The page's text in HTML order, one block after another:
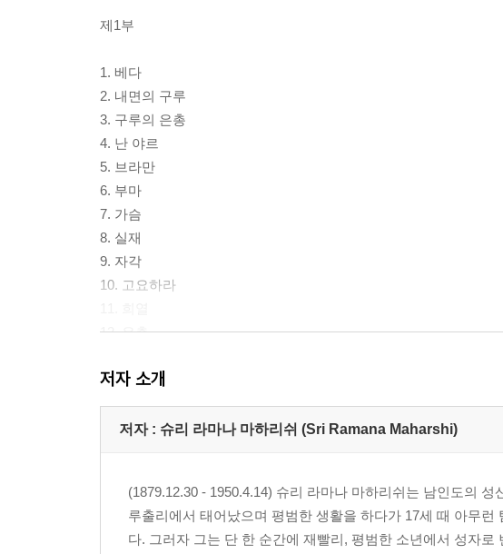
제1부
1. 베다
2. 내면의 구루
3. 구루의 은총
4. 난 야르
5. 브라만
6. 부마
7. 가슴
8. 실재
9. 자각
10. 고요하라
12. 은총
14. 홀로 있음
15. 평화
16. 참나
19. 행복
제2부
저자 소개
저자 : 슈리 라마나 마하리쉬 (Sri Ramana Maharshi)
(1879.12.30 - 1950.4.14) 슈리 라마나 마하리쉬는 남인도의
루출리에서 태어났으며 평범한 생활을 하다가 17세 때 아무
다. 그러자 그는 단 한 순간에 재빨리, 평범한 소년에서 성자